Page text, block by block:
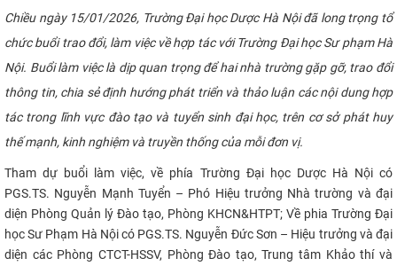
ĐÀO TẠO
ĐẢM BẢO CHẤT LƯỢNG
KHOA HỌC CÔNG NGHỆ
HTQT
CỰU NGƯỜI HỌC
Chiều ngày 15/01/2026, Trường Đại học Dược Hà Nội đã long trọng tổ
chức buổi trao đổi, làm việc về hợp tác với Trường Đại học Sư phạm Hà
Nội. Buổi làm việc là dịp quan trọng để hai nhà trường gặp gỡ, trao đổi
thông tin, chia sẻ định hướng phát triển và thảo luận các nội dung hợp
tác trong lĩnh vực đào tạo và tuyển sinh đại học, trên cơ sở phát huy
thế mạnh, kinh nghiệm và truyền thống của mỗi đơn vị.
Tham dự buổi làm việc, về phía Trường Đại học Dược Hà Nội có
PGS.TS. Nguyễn Mạnh Tuyển – Phó Hiệu trưởng Nhà trường và đại
diện Phòng Quản lý Đào tạo, Phòng KHCN&HTPT; Về phia Trường Đại
học Sư Phạm Hà Nội có PGS.TS. Nguyễn Đức Sơn – Hiệu trưởng và đại
diện các Phòng CTCT-HSSV, Phòng Đào tạo, Trung tâm Khảo thí và